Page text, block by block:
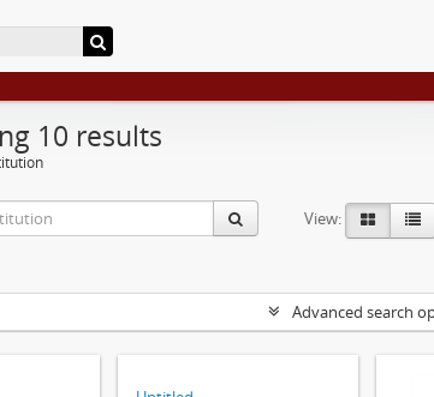
10 results
View:
Advanced search